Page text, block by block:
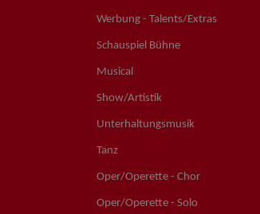
Werbung - Talents/Extras
Schauspiel Bühne
Musical
Show/Artistik
Unterhaltungsmusik
Tanz
Oper/Operette - Chor
Oper/Operette - Solo